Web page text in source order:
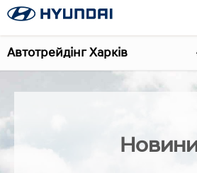
Автотрейдінг Харків